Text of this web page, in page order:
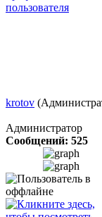
krotov
Администратор
Сообщений: 525